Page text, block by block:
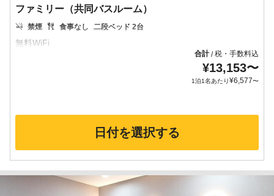
ファミリー（共同バスルーム）
禁煙 食事なし 二段ベッド 2台
合計/税・手数料込
¥13,153〜
1泊1名あたり¥6,577〜
日付を選択する